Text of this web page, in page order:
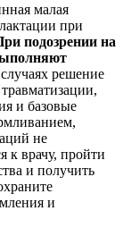
малая
при
подозрении на
решение
и базовые
не
к врачу, пройти
и получить
и